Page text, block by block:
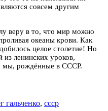
совсем другим
веру в то, что мир можно
океаны крови. Как
целое столетие! Но
ленинских уроков,
мы, рождённые в СССР.
гальченко, ссср